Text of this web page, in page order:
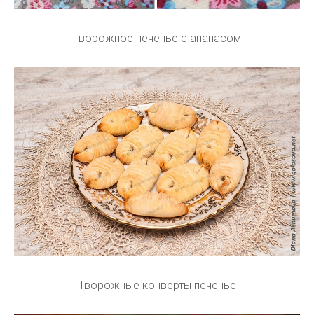
Творожное печенье с ананасом
Творожные конверты печенье